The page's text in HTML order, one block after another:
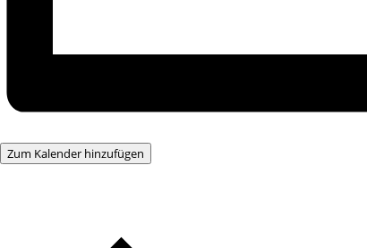
Zum Kalender hinzufügen